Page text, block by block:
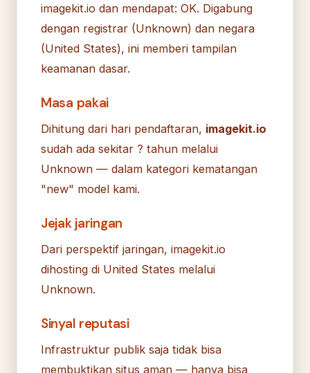
imagekit.io dan mendapat: OK. Digabung
dengan registrar (Unknown) dan negara
(United States), ini memberi tampilan
keamanan dasar.
Masa pakai
Dihitung dari hari pendaftaran, imagekit.io
sudah ada sekitar ? tahun melalui
Unknown — dalam kategori kematangan
"new" model kami.
Jejak jaringan
Dari perspektif jaringan, imagekit.io
dihosting di United States melalui
Unknown.
Sinyal reputasi
Infrastruktur publik saja tidak bisa
membuktikan situs aman — hanya bisa